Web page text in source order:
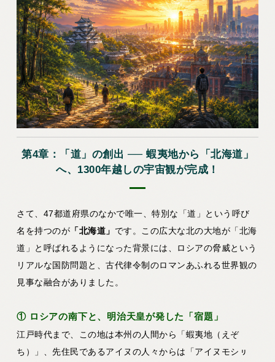
第4章：「道」の創出 ── 蝦夷地から「北海道」
へ、1300年越しの宇宙観が完成！
さて、47都道府県のなかで唯一、特別な「道」という呼び
名を持つのが 「北海道」 です。この広大な北の大地が「北海
道」と呼ばれるようになった背景には、ロシアの脅威という
リアルな国防問題と、古代律令制のロマンあふれる世界観の
見事な融合がありました。
① ロシアの南下と、明治天皇が発した「宿題」
江戸時代まで、この地は本州の人間から「蝦夷地（えぞ
ち）」、先住民であるアイヌの人々からは「アイヌモシㇼ